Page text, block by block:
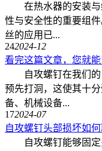
在热水器的安装与
性与安全性的重要组
丝的应用已...
242024-12
看完这篇文章，您就能
自攻螺钉在我们的
预先打洞，这使其十
备、机械设备...
172024-07
自攻螺钉头部损坏如
自攻螺钉能够固定